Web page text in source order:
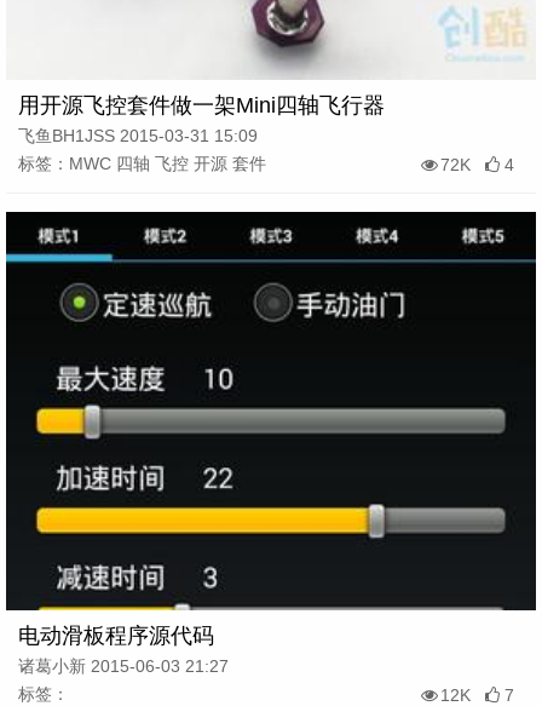
用开源飞控套件做一架Mini四轴飞行器
飞鱼BH1JSS 2015-03-31 15:09
标签：MWC 四轴 飞控 开源 套件
72K 4
电动滑板程序源代码
诸葛小新 2015-06-03 21:27
标签：
12K 7